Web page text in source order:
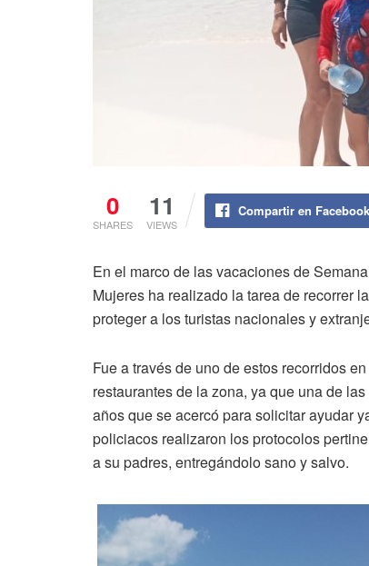
0
SHARES
11
VIEWS
Compartir en Facebook
En el marco de las vacaciones de
Mujeres ha realizado la tarea de recorrer
proteger a los turistas nacionales y
Fue a través de uno de estos recorridos
restaurantes de la zona, ya que una de
años que se acercó para solicitar ayudar
policiacos realizaron los protocolos
a su padres, entregándolo sano y salvo.